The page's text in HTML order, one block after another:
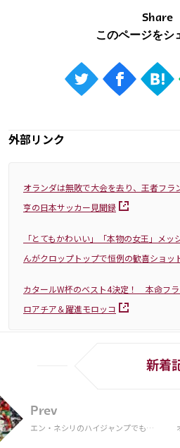
Share
外部リンク
オランダは無敗で大会を去り、王者フ
亨の日本サッカー見聞録
「とてもかわいい」「本物の女王」メ
んがクロップトップで恒例の歓喜ショッ
カタールW杯のベスト4決定！ 本命フ
ロアチア＆躍進モロッコ
Prev
エン・ネシリのハイジャンプでも越
新着